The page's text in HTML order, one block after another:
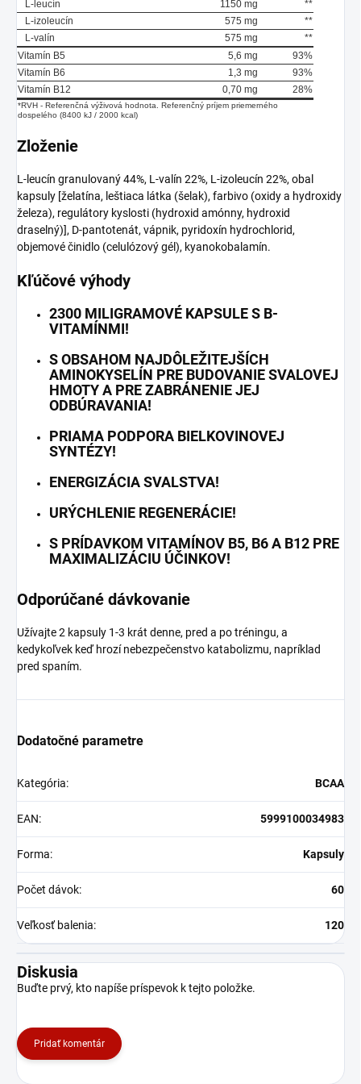
L-leucín 1150 mg
**
L-izoleucín
575 mg
**
L-valín
575 mg
**
Vitamín B5
5,6 mg
93%
Vitamín B6
1,3 mg
93%
Vitamín B12
0,70 mg 28%
*RVH - Referenčná výživová hodnota. Referenčný príjem priemerného
dospelého (8400 kJ / 2000 kcal)
Zloženie
L-leucín granulovaný 44%, L-valín 22%, L-izoleucín 22%, obal
kapsuly [želatína, leštiaca látka (šelak), farbivo (oxidy a hydroxidy
železa), regulátory kyslosti (hydroxid amónny, hydroxid
draselný)], D-pantotenát, vápnik, pyridoxín hydrochlorid,
objemové činidlo (celulózový gél), kyanokobalamín.
Kľúčové výhody
2300 MILIGRAMOVÉ KAPSULE S B-
VITAMÍNMI!
S OBSAHOM NAJDÔLEŽITEJŠÍCH
AMINOKYSELÍN PRE BUDOVANIE SVALOVEJ
HMOTY A PRE ZABRÁNENIE JEJ
ODBÚRAVANIA!
PRIAMA PODPORA BIELKOVINOVEJ
SYNTÉZY!
ENERGIZÁCIA SVALSTVA!
URÝCHLENIE REGENERÁCIE!
S PRÍDAVKOM VITAMÍNOV B5, B6 A B12 PRE
MAXIMALIZÁCIU ÚČINKOV!
Odporúčané dávkovanie
Užívajte 2 kapsuly 1-3 krát denne, pred a po tréningu, a
kedykoľvek keď hrozí nebezpečenstvo katabolizmu, napríklad
pred spaním.
Dodatočné parametre
Kategória: BCAA
EAN: 5999100034983
Forma: Kapsuly
Počet dávok: 60
Veľkosť balenia: 120
Diskusia
Buďte prvý, kto napíše príspevok k tejto položke.
Pridať komentár